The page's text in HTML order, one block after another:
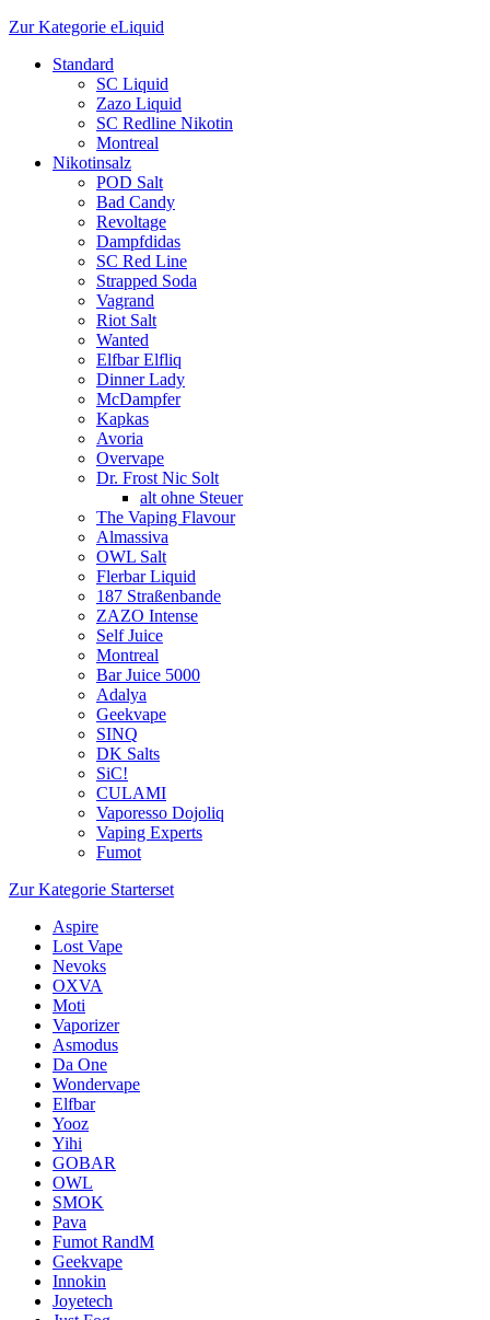
Zur Kategorie eLiquid
Standard
SC Liquid
Zazo Liquid
SC Redline Nikotin
Montreal
Nikotinsalz
POD Salt
Bad Candy
Revoltage
Dampfdidas
SC Red Line
Strapped Soda
Vagrand
Riot Salt
Wanted
Elfbar Elfliq
Dinner Lady
McDampfer
Kapkas
Avoria
Overvape
Dr. Frost Nic Solt
alt ohne Steuer
The Vaping Flavour
Almassiva
OWL Salt
Flerbar Liquid
187 Straßenbande
ZAZO Intense
Self Juice
Montreal
Bar Juice 5000
Adalya
Geekvape
SINQ
DK Salts
SiC!
CULAMI
Vaporesso Dojoliq
Vaping Experts
Fumot
Zur Kategorie Starterset
Aspire
Lost Vape
Nevoks
OXVA
Moti
Vaporizer
Asmodus
Da One
Wondervape
Elfbar
Yooz
Yihi
GOBAR
OWL
SMOK
Pava
Fumot RandM
Geekvape
Innokin
Joyetech